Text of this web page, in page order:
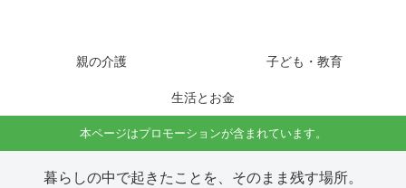
親の介護 子ども・教育
生活とお金
本ページはプロモーションが含まれています。
暮らしの中で起きたことを、そのまま残す場所。